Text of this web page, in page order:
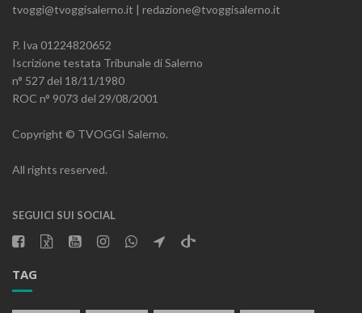
tvoggi@tvoggisalerno.it | redazione@tvoggisalerno.it
P. Iva 01224820652
Iscrizione testata Tribunale di Salerno
n° 527 del 18/11/1980
ROC n° 9073 del 29/08/2001
Copyright © TVOGGI Salerno.
All rights reserved.
SEGUICI SUI SOCIAL
TAG